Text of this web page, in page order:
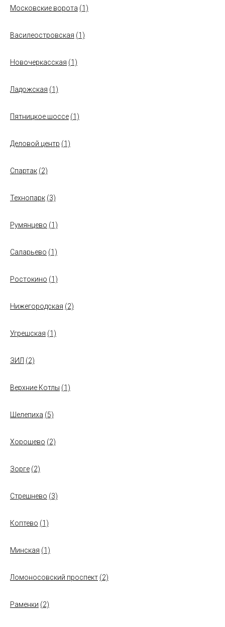
Московские ворота (1)
Василеостровская (1)
Новочеркасская (1)
Ладожская (1)
Пятницкое шоссе (1)
Деловой центр (1)
Спартак (2)
Технопарк (3)
Румянцево (1)
Саларьево (1)
Ростокино (1)
Нижегородская (2)
Угрешская (1)
ЗИЛ (2)
Верхние Котлы (1)
Шелепиха (5)
Хорошево (2)
Зорге (2)
Стрешнево (3)
Коптево (1)
Минская (1)
Ломоносовский проспект (2)
Раменки (2)